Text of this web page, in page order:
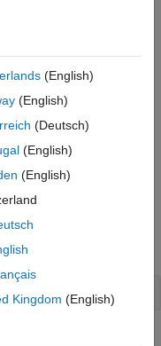
)
a rosbag logfile. Click
(English)
(English)
(Deutsch)
(English)
(English)
Kingdom (English)